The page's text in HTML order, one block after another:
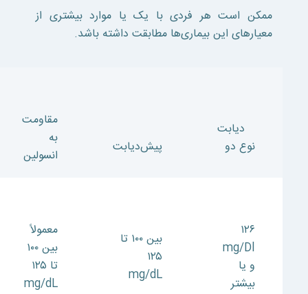
ممکن است هر فردی با یک یا موارد بیشتری از
معیار‌های این بیماری‌ها مطابقت داشته باشد.
دیابت
نوع دو
پیش‌دیابت
مقاومت
به
انسولین
۱۲۶
mg/Dl
و یا
بیشتر
بین ۱۰۰ تا
۱۲۵
mg/dL
معمولاً
بین ۱۰۰
تا ۱۲۵
mg/dL